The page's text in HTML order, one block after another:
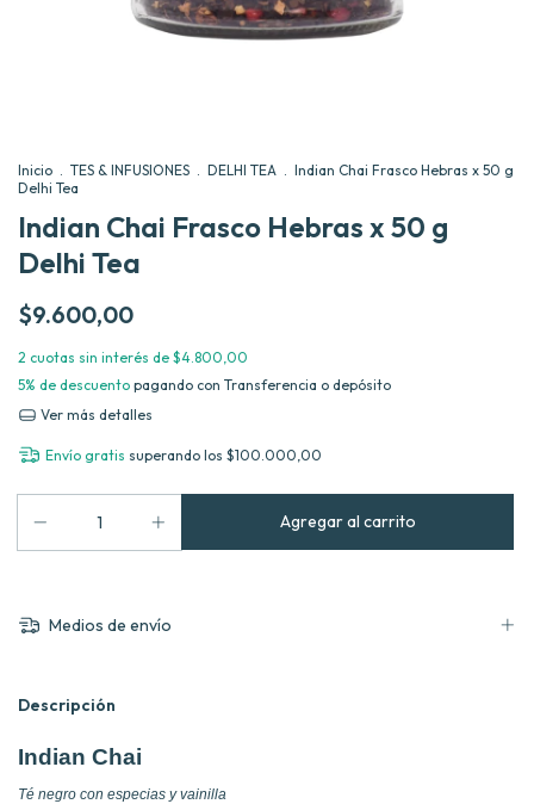
Inicio . TES & INFUSIONES . DELHI TEA . Indian Chai Frasco Hebras x 50 g
Delhi Tea
Indian Chai Frasco Hebras x 50 g
Delhi Tea
$9.600,00
2 cuotas sin interés de $4.800,00
5% de descuento pagando con Transferencia o depósito
Ver más detalles
Envío gratis superando los $100.000,00
Medios de envío
Descripción
Indian Chai
Té negro con especias y vainilla